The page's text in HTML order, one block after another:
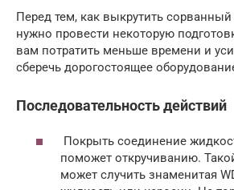
Перед тем, как выкрутить сорванный
нужно провести некоторую
вам потратить меньше времени и
сберечь дорогостоящее
Последовательность действий
Покрыть соединение
поможет откручиванию.
может случить знаменитая